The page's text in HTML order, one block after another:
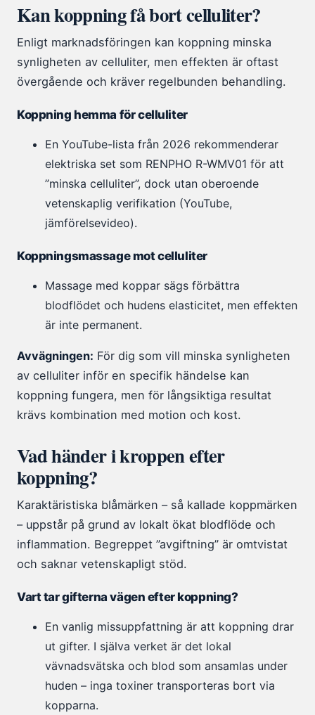
Kan koppning få bort celluliter?
Enligt marknadsföringen kan koppning minska
synligheten av celluliter, men effekten är oftast
övergående och kräver regelbunden behandling.
Koppning hemma för celluliter
En YouTube-lista från 2026 rekommenderar
elektriska set som RENPHO R-WMV01 för att
”minska celluliter”, dock utan oberoende
vetenskaplig verifikation (YouTube,
jämförelsevideo).
Koppningsmassage mot celluliter
Massage med koppar sägs förbättra
blodflödet och hudens elasticitet, men effekten
är inte permanent.
Avvägningen: För dig som vill minska synligheten
av celluliter inför en specifik händelse kan
koppning fungera, men för långsiktiga resultat
krävs kombination med motion och kost.
Vad händer i kroppen efter
koppning?
Karaktäristiska blåmärken – så kallade koppmärken
– uppstår på grund av lokalt ökat blodflöde och
inflammation. Begreppet ”avgiftning” är omtvistat
och saknar vetenskapligt stöd.
Vart tar gifterna vägen efter koppning?
En vanlig missuppfattning är att koppning drar
ut gifter. I själva verket är det lokal
vävnadsvätska och blod som ansamlas under
huden – inga toxiner transporteras bort via
kopparna.